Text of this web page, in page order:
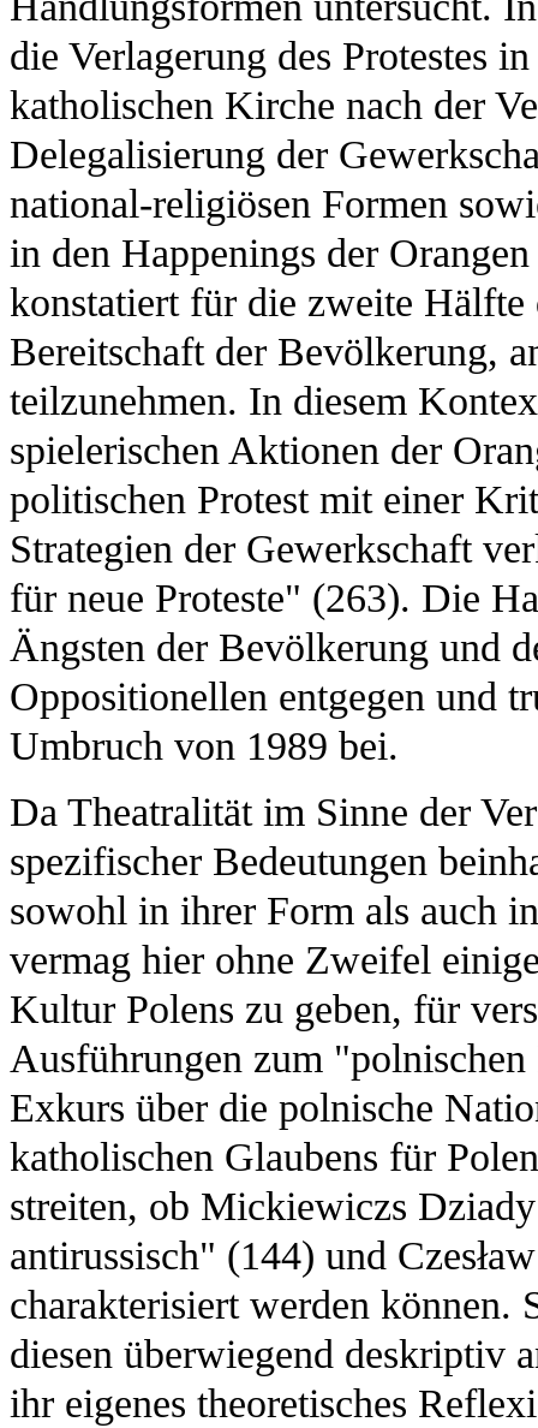
die Verlagerung des Protestes
katholischen Kirche nach der
Delegalisierung der
national-religiösen Formen
in den Happenings der
konstatiert für die zweite Hälfte
Bereitschaft der Bevölkerung,
teilzunehmen. In diesem
spielerischen Aktionen der
politischen Protest mit einer
Strategien der Gewerkschaft
für neue Proteste" (263). Die
Ängsten der Bevölkerung und
Oppositionellen entgegen und
Umbruch von 1989 bei.
Da Theatralität im Sinne der
spezifischer Bedeutungen
sowohl in ihrer Form als auch
vermag hier ohne Zweifel
Kultur Polens zu geben, für
Ausführungen zum
Exkurs über die polnische
katholischen Glaubens für
streiten, ob Mickiewiczs
antirussisch" (144) und
charakterisiert werden können.
diesen überwiegend deskriptiv
ihr eigenes theoretisches